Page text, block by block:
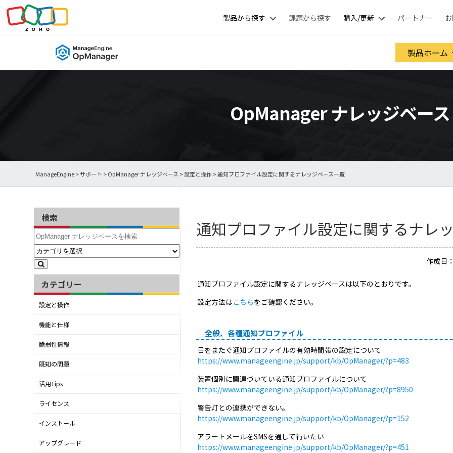
製品から探す 課題から探す 購入/更新 パートナー
製品ホーム
OpManager ナレッジベース
ManageEngine>サポート >OpManager ナレッジベース >設定と操作> 通知プロファイル設定に関するナレッジベース一覧
検索
カテゴリー
設定と操作
機能と仕様
脆弱性情報
既知の問題
活用Tips
ライセンス
インストール
アップグレード
通知プロファイル設定に関するナレ
作成日
通知プロファイル設定に関するナレッジベースは以下のとおりです。
設定方法はこちらをご確認ください。
全般、各種通知プロファイル
日をまたぐ通知プロファイルの有効時間帯の設定について
https://www.manageengine.jp/support/kb/OpManager/?p=483
装置個別に関連づいている通知プロファイルについて
https://www.manageengine.jp/support/kb/OpManager/?p=8950
警告灯との連携ができない。
https://www.manageengine.jp/support/kb/OpManager/?p=152
アラートメールをSMSを通して行いたい
https://www.manageengine.jp/support/kb/OpManager/?p=451